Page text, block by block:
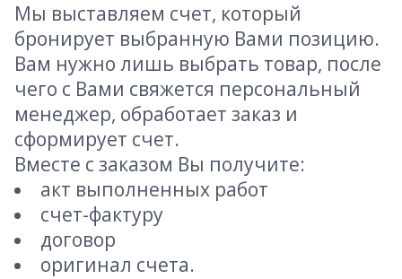
Мы выставляем счет, который
бронирует выбранную Вами позицию.
Вам нужно лишь выбрать товар, после
чего с Вами свяжется персональный
менеджер, обработает заказ и
сформирует счет.
Вместе с заказом Вы получите:
акт выполненных работ
счет-фактуру
договор
оригинал счета.